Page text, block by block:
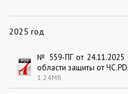
2025 год
№ 559-ПГ от
области защиты от
1.24Мб